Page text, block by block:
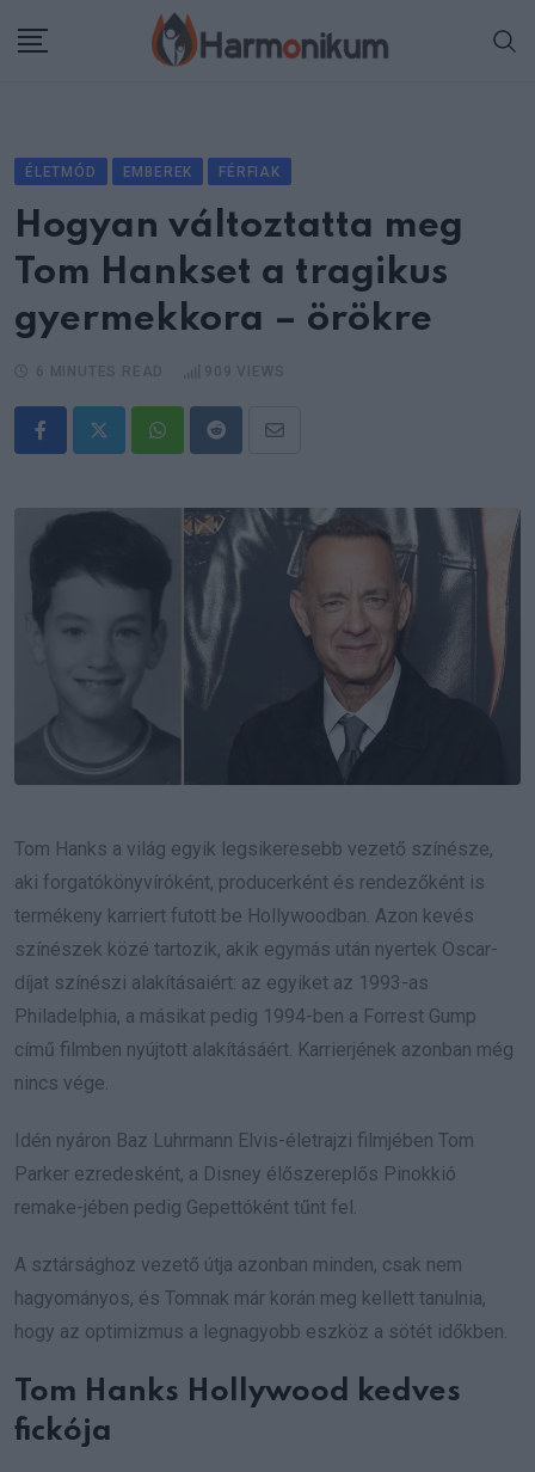
ÉLETMÓD EMBEREK FÉRFIAK
Hogyan változtatta meg
Tom Hankset a tragikus
gyermekkora – örökre
WhatsappRedditShare
Email
Tom Hanks a világ egyik legsikeresebb vezető színésze,
aki forgatókönyvíróként, producerként és rendezőként is
termékeny karriert futott be Hollywoodban. Azon kevés
színészek közé tartozik, akik egymás után nyertek Oscar-
díjat színészi alakításaiért: az egyiket az 1993-as
Philadelphia, a másikat pedig 1994-ben a Forrest Gump
című filmben nyújtott alakításáért. Karrierjének azonban még
nincs vége.
Idén nyáron Baz Luhrmann Elvis-életrajzi filmjében Tom
Parker ezredesként, a Disney élőszereplős Pinokkió
remake-jében pedig Gepettóként tűnt fel.
A sztársághoz vezető útja azonban minden, csak nem
hagyományos, és Tomnak már korán meg kellett tanulnia,
hogy az optimizmus a legnagyobb eszköz a sötét időkben.
Tom Hanks Hollywood kedves
fickója